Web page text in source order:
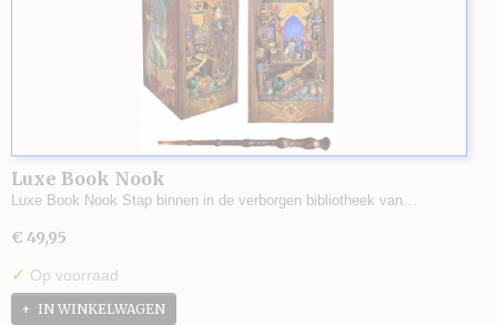
Luxe Book Nook
Luxe Book Nook Stap binnen in de verborgen bibliotheek van…
€ 49,95
✓ Op voorraad
IN WINKELWAGEN